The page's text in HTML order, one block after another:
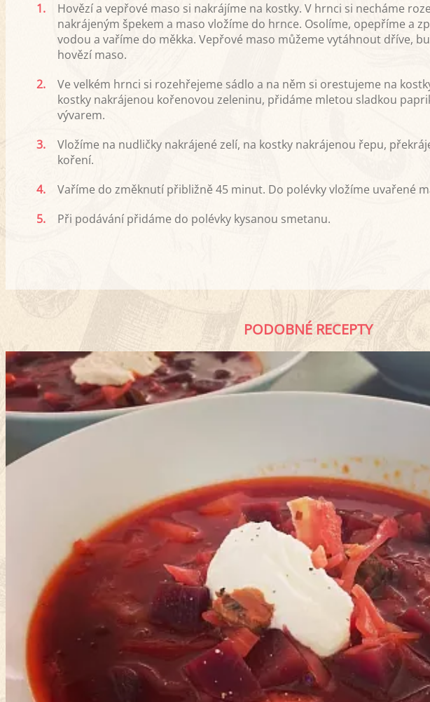
1.
Hovězí a vepřové maso si nakrájíme na kostky. V hrnci si necháme
nakrájeným špekem a maso vložíme do hrnce. Osolíme, opepříme a
vodou a vaříme do měkka. Vepřové maso můžeme vytáhnout dříve,
hovězí maso.
2.
Ve velkém hrnci si rozehřejeme sádlo a na něm si orestujeme na
kostky nakrájenou kořenovou zeleninu, přidáme mletou sladkou
vývarem.
3.
Vložíme na nudličky nakrájené zelí, na kostky nakrájenou řepu,
koření.
4.
Vaříme do změknutí přibližně 45 minut. Do polévky vložíme uvařené
5.
Při podávání přidáme do polévky kysanou smetanu.
PODOBNÉ RECEPTY